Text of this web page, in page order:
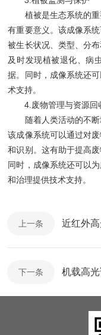
植被是生态系统的重
有重要意义。该成像系
被生长状况、类型、分
及时发现植被退化、病
据。同时，成像系统还
术支持。
4.废物管理与资源回
随着人类活动的不断
该成像系统可以通过对
和识别。这有助于提高
同时，成像系统还可以
和治理提供技术支持。
上一条 近红外
下一条 机载高